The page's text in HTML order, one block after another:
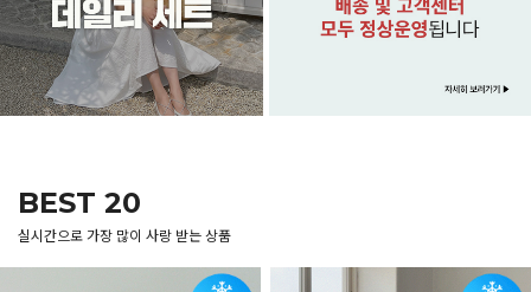
BEST 20
실시간으로 가장 많이 사랑 받는 상품